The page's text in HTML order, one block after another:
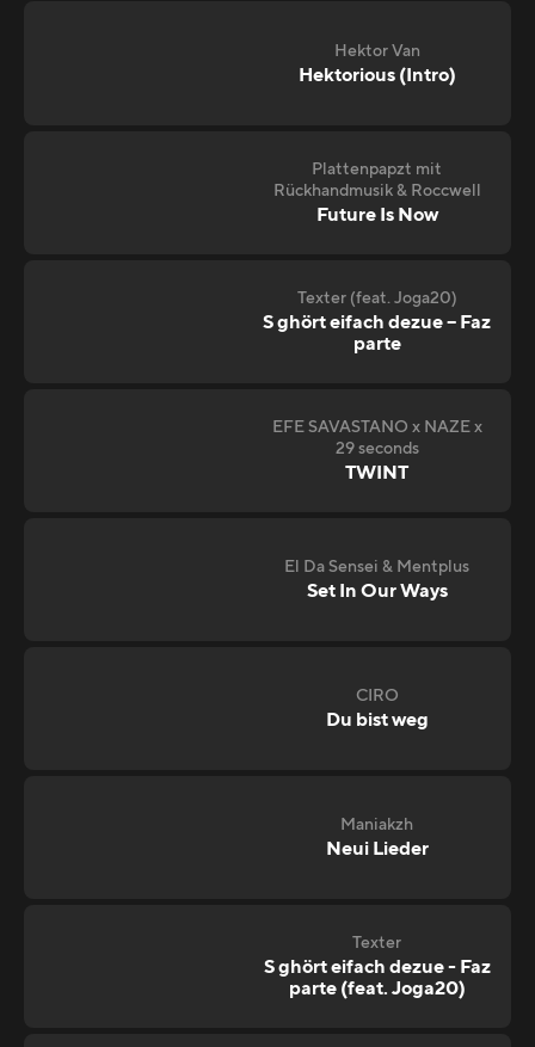
Hektor Van
Hektorious (Intro)
Plattenpapzt mit
Rückhandmusik & Roccwell
Future Is Now
Texter (feat. Joga20)
S ghört eifach dezue – Faz
parte
EFE SAVASTANO x NAZE x
29 seconds
TWINT
El Da Sensei & Mentplus
Set In Our Ways
CIRO
Du bist weg
Maniakzh
Neui Lieder
Texter
S ghört eifach dezue - Faz
parte (feat. Joga20)